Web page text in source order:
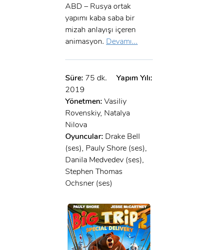
ABD – Rusya ortak
yapımı kaba saba bir
mizah anlayışı içeren
animasyon. Devamı...
Süre: 75 dk.
Yapım Yılı:
2019
Yönetmen: Vasiliy
Rovenskiy, Natalya
Nilova
Oyuncular: Drake Bell
(ses), Pauly Shore (ses),
Danila Medvedev (ses),
Stephen Thomas
Ochsner (ses)